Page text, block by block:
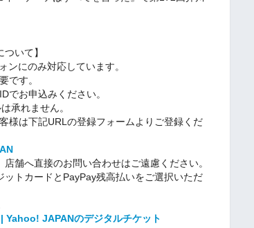
いて】
にのみ対応しています。
です。
でお申込みください。
承れません。
様は下記URLの登録フォームよりご登録くだ
舗へ直接のお問い合わせはご遠慮ください。
トカードとPayPay残高払いをご選択いただ
Yahoo! JAPANのデジタルチケット